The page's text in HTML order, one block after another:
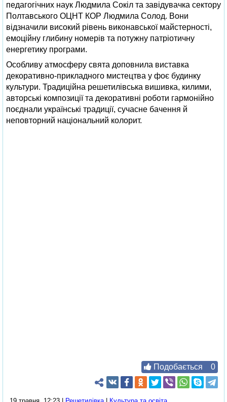
педагогічних наук Людмила Сокіл та завідувачка сектору
Полтавського ОЦНТ КОР Людмила Солод. Вони
відзначили високий рівень виконавської майстерності,
емоційну глибину номерів та потужну патріотичну
енергетику програми.
Особливу атмосферу свята доповнила виставка
декоративно‑прикладного мистецтва у фоє будинку
культури. Традиційна решетилівська вишивка, килими,
авторські композиції та декоративні роботи гармонійно
поєднали українські традиції, сучасне бачення й
неповторний національний колорит.
Подобається 0